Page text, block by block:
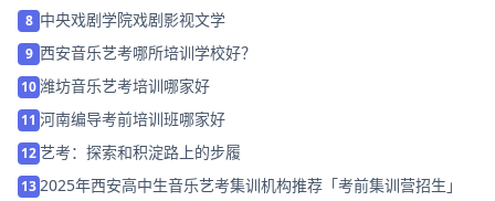
8 中央戏剧学院戏剧影视文学
9 西安音乐艺考哪所培训学校好？
10潍坊音乐艺考培训哪家好
11 河南编导考前培训班哪家好
12艺考：探索和积淀路上的步履
132025年西安高中生音乐艺考集训机构推荐「考前集训营招生」